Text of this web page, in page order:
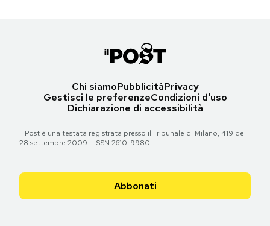
Chi siamoPubblicitàPrivacy
Gestisci le preferenzeCondizioni d'uso
Dichiarazione di accessibilità
Il Post è una testata registrata presso il Tribunale di Milano, 419 del
28 settembre 2009 - ISSN 2610-9980
Abbonati